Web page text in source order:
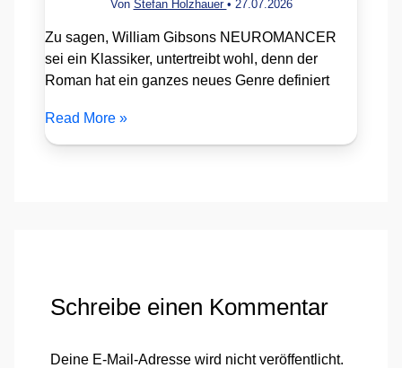
Von Stefan Holzhauer • 27.07.2026
Zu sagen, William Gibsons NEUROMANCER
sei ein Klassiker, untertreibt wohl, denn der
Roman hat ein ganzes neues Genre definiert
Read More »
Schreibe einen Kommentar
Deine E-Mail-Adresse wird nicht veröffentlicht.